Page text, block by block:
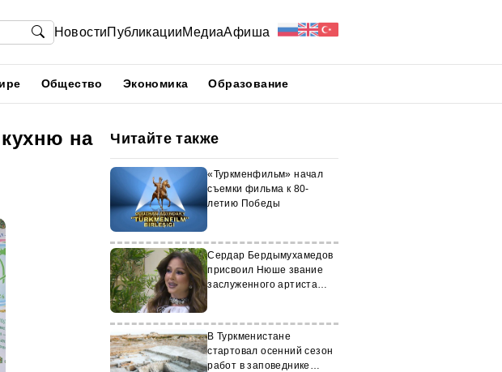
НовостиПубликацииМедиаАфиша
Общество Экономика Образование
на
Читайте также
«Туркменфильм» начал
съемки фильма к 80-
летию Победы
Сердар Бердымухамедов
присвоил Нюше звание
заслуженного артиста
В Туркменистане
стартовал осенний сезон
работ в заповеднике